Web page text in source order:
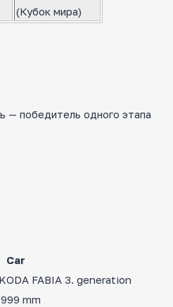
(Кубок мира)
— победитель одного этапа
Car
FABIA 3. generation
mm